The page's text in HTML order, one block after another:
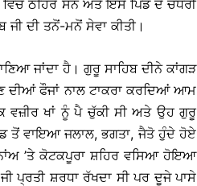
ਵਿਚ ਠਹਿਰੇ ਸਨ ਅਤੇ ਇਸੇ ਪਿੰਡ ਦੇ ਚੌਧਰੀ
ਦੀ ਤਨੋਂ-ਮਨੋਂ ਸੇਵਾ ਕੀਤੀ।
ਜਾਂਦਾ ਹੈ। ਗੁਰੂ ਸਾਹਿਬ ਦੀਨੇ ਕਾਂਗੜ
ਦੀਆਂ ਫੌਜਾਂ ਨਾਲ ਟਾਕਰਾ ਕਰਦਿਆਂ ਆਮ
ਵਜ਼ੀਰ ਖਾਂ ਨੂੰ ਪੈ ਚੁੱਕੀ ਸੀ ਅਤੇ ਉਹ ਗੁਰੂ
ਤੋਂ ਵਾਇਆ ਜਲਾਲ, ਭਗਤਾ, ਜੈਤੋ ਹੁੰਦੇ ਹੋਏ
’ਤੇ ਕੋਟਕਪੂਰਾ ਸ਼ਹਿਰ ਵਸਿਆ ਹੋਇਆ
ਪ੍ਰਤੀ ਸ਼ਰਧਾ ਰੱਖਦਾ ਸੀ ਪਰ ਦੂਜੇ ਪਾਸੇ